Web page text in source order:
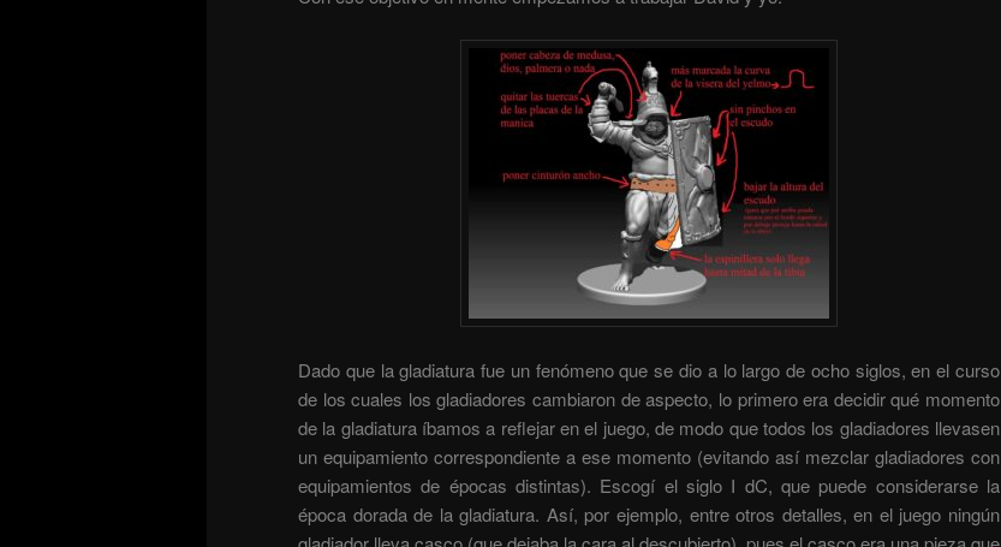
Dado que la gladiatura fue un fenómeno que se dio a lo largo de ocho siglos, en el curso
de los cuales los gladiadores cambiaron de aspecto, lo primero era decidir qué momento
de la gladiatura íbamos a reflejar en el juego, de modo que todos los gladiadores llevasen
un equipamiento correspondiente a ese momento (evitando así mezclar gladiadores con
equipamientos de épocas distintas). Escogí el siglo I dC, que puede considerarse la
época dorada de la gladiatura. Así, por ejemplo, entre otros detalles, en el juego ningún